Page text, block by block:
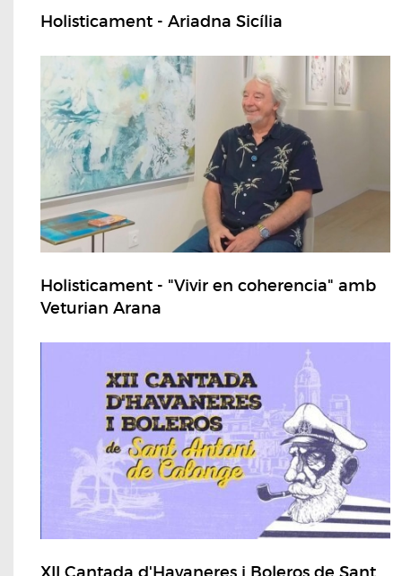
Holisticament - Ariadna Sicília
Holisticament - "Vivir en coherencia" amb
Veturian Arana